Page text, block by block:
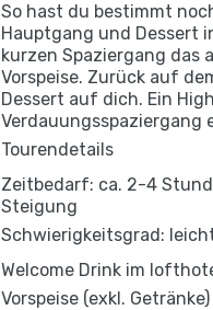
So hast du bestimmt
Hauptgang und Dessert
kurzen Spaziergang das
Vorspeise. Zurück auf
Dessert auf dich. Ein
Verdauungsspaziergang
Tourendetails
Zeitbedarf: ca. 2-4
Steigung
Schwierigkeitsgrad:
Welcome Drink im
Vorspeise (exkl.